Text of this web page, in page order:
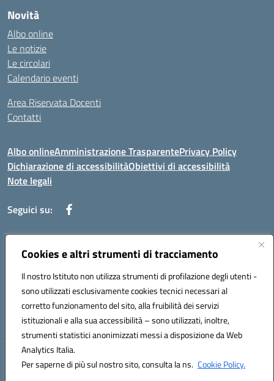
Cookies e altri strumenti di tracciamento
Il nostro Istituto non utilizza strumenti di profilazione degli utenti -
sono utilizzati esclusivamente cookies tecnici necessari al
corretto funzionamento del sito, alla fruibilità dei servizi
istituzionali e alla sua accessibilità – sono utilizzati, inoltre,
strumenti statistici anonimizzati messi a disposizione da Web
Analytics Italia.
Per saperne di più sul nostro sito, consulta la ns. Cookie Policy.
Novità
Albo online
Le notizie
Le circolari
Calendario eventi
Area Riservata Docenti
Contatti
Albo onlineAmministrazione TrasparentePrivacy Policy
Dichiarazione di accessibilitàObiettivi di accessibilità
Note legali
Seguici su:
Indirizzo:Via Rimembranza,33 – 81020 Casapulla (CE)
Posta elettronica certificata (PEC):ceic82800v@pec.istruzione.it
Codice fiscale: 94007130613
Codice meccanografico: CEIC82800V
Hosting & Powered by 3D Solution S.r.l.
Concept & Design by Designers Italia